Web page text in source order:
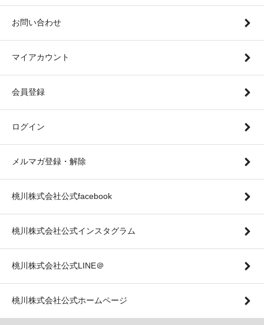
お問い合わせ
マイアカウント
会員登録
ログイン
メルマガ登録・解除
桃川株式会社公式facebook
桃川株式会社公式インスタグラム
桃川株式会社公式LINE＠
桃川株式会社公式ホームページ